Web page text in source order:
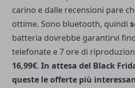
carino e dalle recensioni pare
ottime. Sono bluetooth, quindi
batteria dovrebbe garantirvi
telefonate e 7 ore di
16,99€. In attesa del Black
queste le offerte più